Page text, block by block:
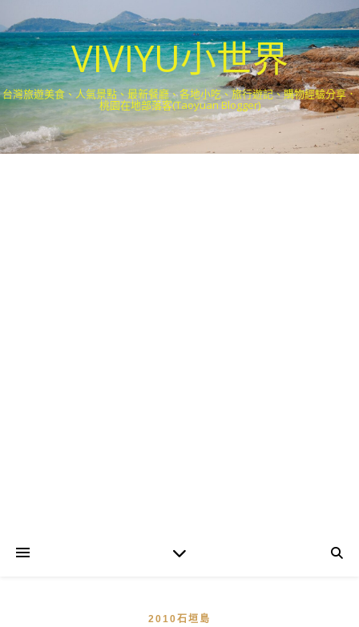
VIVIYU小世界
台灣旅遊美食、人氣景點、最新餐廳、各地小吃、旅行遊記、購物經驗分享．
桃園在地部落客(Taoyuan Blogger)
2010石垣島